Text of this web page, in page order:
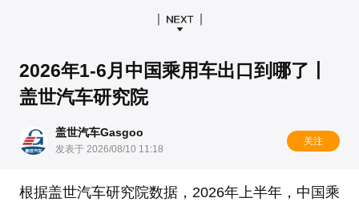
2026年1-6月中国乘用车出口到哪了丨
盖世汽车研究院
盖世汽车Gasgoo
发表于 2026/08/10 11:18
关注
根据盖世汽车研究院数据，2026年上半年，中国乘